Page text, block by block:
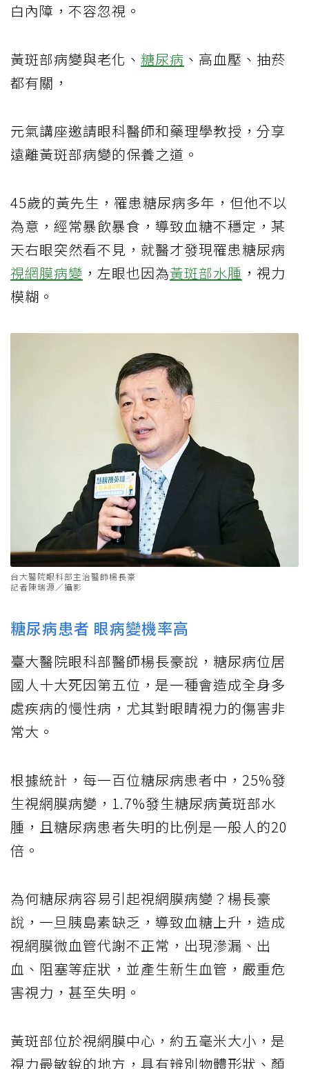
白內障，不容忽視。
黃斑部病變與老化、 糖尿病 、高血壓、抽菸
都有關，
元氣講座邀請眼科醫師和藥理學教授，分享
遠離黃斑部病變的保養之道。
45歲的黃先生，罹患糖尿病多年，但他不以
為意，經常暴飲暴食，導致血糖不穩定，某
天右眼突然看不見，就醫才發現罹患糖尿病
視網膜病變 ，左眼也因為黃斑部水腫 ，視力
模糊。
台大醫院眼科部主治醫師楊長豪
記者陳瑞源／攝影
糖尿病患者 眼病變機率高
臺大醫院眼科部醫師楊長豪說，糖尿病位居
國人十大死因第五位，是一種會造成全身多
處疾病的慢性病，尤其對眼睛視力的傷害非
常大。
根據統計，每一百位糖尿病患者中，25%發
生視網膜病變，1.7%發生糖尿病黃斑部水
腫，且糖尿病患者失明的比例是一般人的20
倍。
為何糖尿病容易引起視網膜病變？楊長豪
說，一旦胰島素缺乏，導致血糖上升，造成
視網膜微血管代謝不正常，出現滲漏、出
血、阻塞等症狀，並產生新生血管，嚴重危
害視力，甚至失明。
黃斑部位於視網膜中心，約五毫米大小，是
視力最敏銳的地方，具有辨別物體形狀、顏